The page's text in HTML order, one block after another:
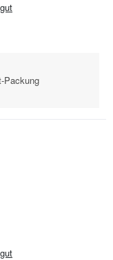
Packung